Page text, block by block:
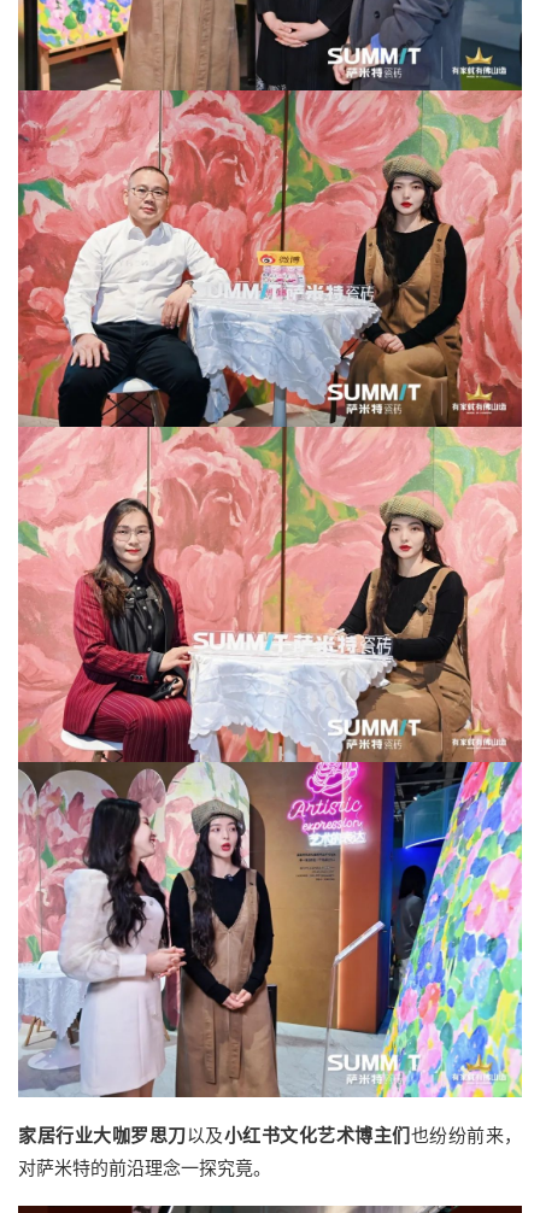
家居行业大咖罗思刀以及小红书文化艺术博主们也纷纷前来，
对萨米特的前沿理念一探究竟。